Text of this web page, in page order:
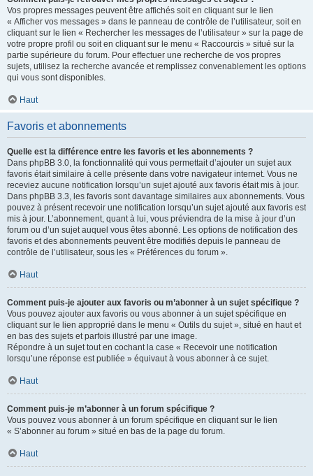
Vos propres messages peuvent être affichés soit en cliquant sur le lien
« Afficher vos messages » dans le panneau de contrôle de l’utilisateur, soit en
cliquant sur le lien « Rechercher les messages de l’utilisateur » sur la page de
votre propre profil ou soit en cliquant sur le menu « Raccourcis » situé sur la
partie supérieure du forum. Pour effectuer une recherche de vos propres
sujets, utilisez la recherche avancée et remplissez convenablement les options
qui vous sont disponibles.
Haut
Favoris et abonnements
Quelle est la différence entre les favoris et les abonnements ?
Dans phpBB 3.0, la fonctionnalité qui vous permettait d’ajouter un sujet aux
favoris était similaire à celle présente dans votre navigateur internet. Vous ne
receviez aucune notification lorsqu’un sujet ajouté aux favoris était mis à jour.
Dans phpBB 3.3, les favoris sont davantage similaires aux abonnements. Vous
pouvez à présent recevoir une notification lorsqu’un sujet ajouté aux favoris est
mis à jour. L’abonnement, quant à lui, vous préviendra de la mise à jour d’un
forum ou d’un sujet auquel vous êtes abonné. Les options de notification des
favoris et des abonnements peuvent être modifiés depuis le panneau de
contrôle de l’utilisateur, sous les « Préférences du forum ».
Haut
Comment puis-je ajouter aux favoris ou m’abonner à un sujet spécifique ?
Vous pouvez ajouter aux favoris ou vous abonner à un sujet spécifique en
cliquant sur le lien approprié dans le menu « Outils du sujet », situé en haut et
en bas des sujets et parfois illustré par une image.
Répondre à un sujet tout en cochant la case « Recevoir une notification
lorsqu’une réponse est publiée » équivaut à vous abonner à ce sujet.
Haut
Comment puis-je m’abonner à un forum spécifique ?
Vous pouvez vous abonner à un forum spécifique en cliquant sur le lien
« S’abonner au forum » situé en bas de la page du forum.
Haut